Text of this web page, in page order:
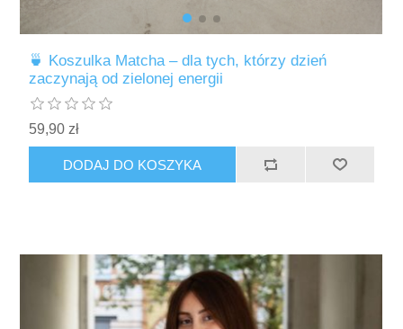
🍵 Koszulka Matcha – dla tych, którzy dzień
zaczynają od zielonej energii
59,90 zł
DODAJ DO KOSZYKA